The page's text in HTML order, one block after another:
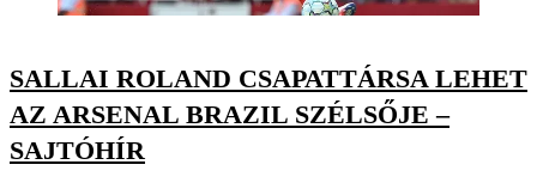
SALLAI ROLAND CSAPATTÁRSA LEHET
AZ ARSENAL BRAZIL SZÉLSŐJE –
SAJTÓHÍR